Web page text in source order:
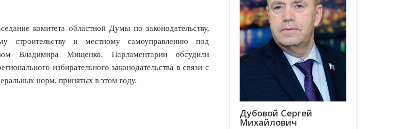
комитета областной Думы по законодательству,
строительству и местному самоуправлению под
Владимира Мищенко. Парламентарии обсудили
избирательного законодательства в связи с
норм, принятых в этом году.
Дубовой Сергей
Михайлович